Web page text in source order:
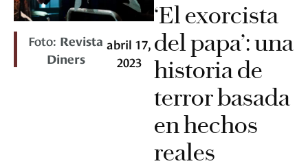
Foto: Revista
Diners
abril 17,
2023
‘El exorcista
del papa’: una
historia de
terror basada
en hechos
reales